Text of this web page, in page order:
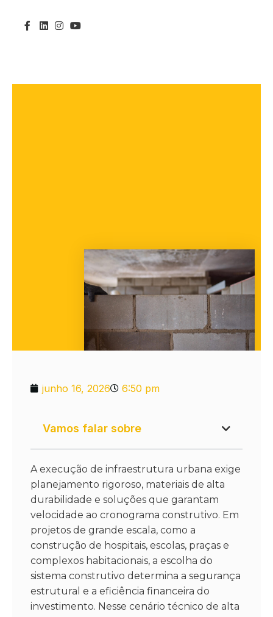
junho 16, 2026 6:50 pm
Vamos falar sobre
A execução de infraestrutura urbana exige
planejamento rigoroso, materiais de alta
durabilidade e soluções que garantam
velocidade ao cronograma construtivo. Em
projetos de grande escala, como a
construção de hospitais, escolas, praças e
complexos habitacionais, a escolha do
sistema construtivo determina a segurança
estrutural e a eficiência financeira do
investimento. Nesse cenário técnico de alta